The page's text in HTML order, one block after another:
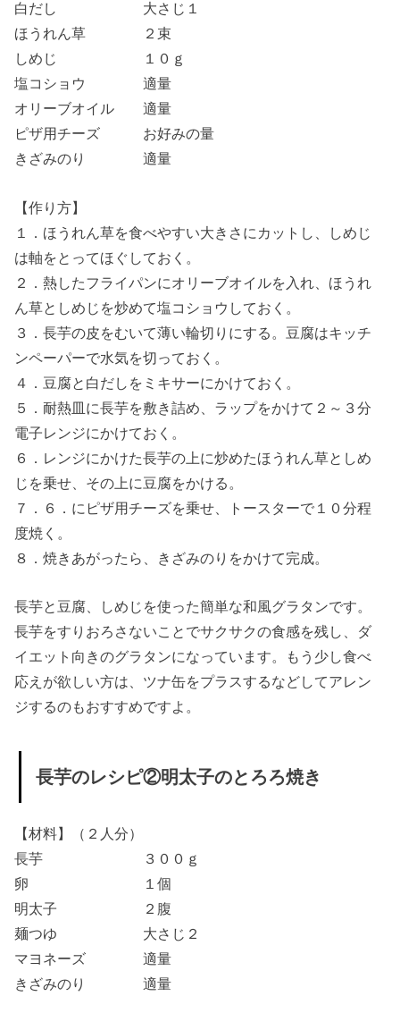
白だし 大さじ１
ほうれん草 ２束
しめじ １０ｇ
塩コショウ 適量
オリーブオイル 適量
ピザ用チーズ お好みの量
きざみのり 適量
【作り方】
１．ほうれん草を食べやすい大きさにカットし、しめじ
は軸をとってほぐしておく。
２．熱したフライパンにオリーブオイルを入れ、ほうれ
ん草としめじを炒めて塩コショウしておく。
３．長芋の皮をむいて薄い輪切りにする。豆腐はキッチ
ンペーパーで水気を切っておく。
４．豆腐と白だしをミキサーにかけておく。
５．耐熱皿に長芋を敷き詰め、ラップをかけて２～３分
電子レンジにかけておく。
６．レンジにかけた長芋の上に炒めたほうれん草としめ
じを乗せ、その上に豆腐をかける。
７．６．にピザ用チーズを乗せ、トースターで１０分程
度焼く。
８．焼きあがったら、きざみのりをかけて完成。
長芋と豆腐、しめじを使った簡単な和風グラタンです。
長芋をすりおろさないことでサクサクの食感を残し、ダ
イエット向きのグラタンになっています。もう少し食べ
応えが欲しい方は、ツナ缶をプラスするなどしてアレン
ジするのもおすすめですよ。
長芋のレシピ②明太子のとろろ焼き
【材料】（２人分）
長芋 ３００ｇ
卵 １個
明太子 ２腹
麺つゆ 大さじ２
マヨネーズ 適量
きざみのり 適量